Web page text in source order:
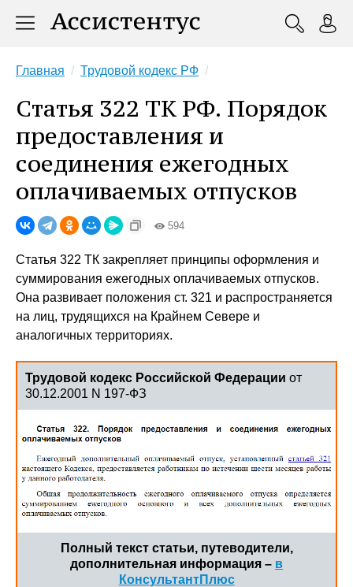
Главная Трудовой кодекс РФ
Статья 322 ТК РФ. Порядок
предоставления и
соединения ежегодных
оплачиваемых отпусков
594
Статья 322 ТК закрепляет принципы оформления и
суммирования ежегодных оплачиваемых отпусков.
Она развивает положения ст. 321 и распространяется
на лиц, трудящихся на Крайнем Севере и
аналогичных территориях.
Трудовой кодекс Российской Федерации от
30.12.2001 N 197-ФЗ
Полный текст статьи, путеводители,
дополнительная информация – в
КонсультантПлюс